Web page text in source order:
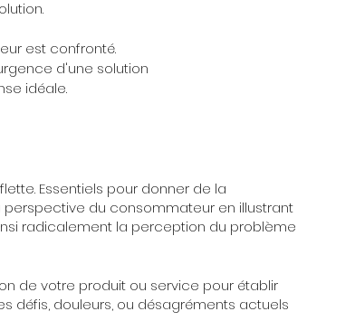
est confronté.
d'une solution
idéale.
Essentiels pour donner de la
du consommateur en illustrant
radicalement la perception du problème
de votre produit ou service pour établir
défis, douleurs, ou désagréments actuels